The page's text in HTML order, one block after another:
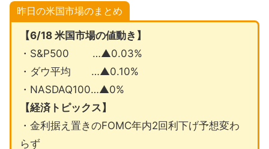
昨日の米国市場のまとめ
【6/18 米国市場の値動き】
・S&P500 …▲0.03%
・ダウ平均 …▲0.10%
・NASDAQ100…▲0%
【経済トピックス】
・金利据え置きのFOMC年内2回利下げ予想変わ
らず